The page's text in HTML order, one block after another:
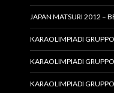
JAPAN MATSURI 2012 –
KARAOLIMPIADI
KARAOLIMPIADI
KARAOLIMPIADI